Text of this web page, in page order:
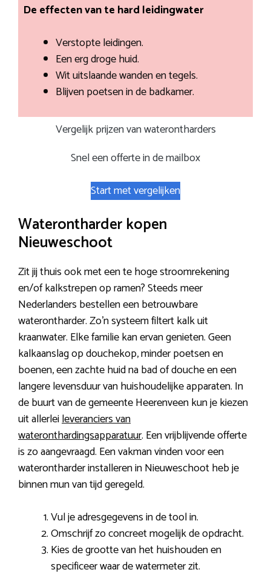
De effecten van te hard leidingwater
Verstopte leidingen.
Een erg droge huid.
Wit uitslaande wanden en tegels.
Blijven poetsen in de badkamer.
Vergelijk prijzen van waterontharders
Snel een offerte in de mailbox
Start met vergelijken
Waterontharder kopen
Nieuweschoot
Zit jij thuis ook met een te hoge stroomrekening
en/of kalkstrepen op ramen? Steeds meer
Nederlanders bestellen een betrouwbare
waterontharder. Zo’n systeem filtert kalk uit
kraanwater. Elke familie kan ervan genieten. Geen
kalkaanslag op douchekop, minder poetsen en
boenen, een zachte huid na bad of douche en een
langere levensduur van huishoudelijke apparaten. In
de buurt van de gemeente Heerenveen kun je kiezen
uit allerleileveranciers van
wateronthardingsapparatuur. Een vrijblijvende offerte
is zo aangevraagd. Een vakman vinden voor een
waterontharder installeren in Nieuweschoot heb je
binnen mun van tijd geregeld.
Vul je adresgegevens in de tool in.
Omschrijf zo concreet mogelijk de opdracht.
Kies de grootte van het huishouden en
specificeer waar de watermeter zit.